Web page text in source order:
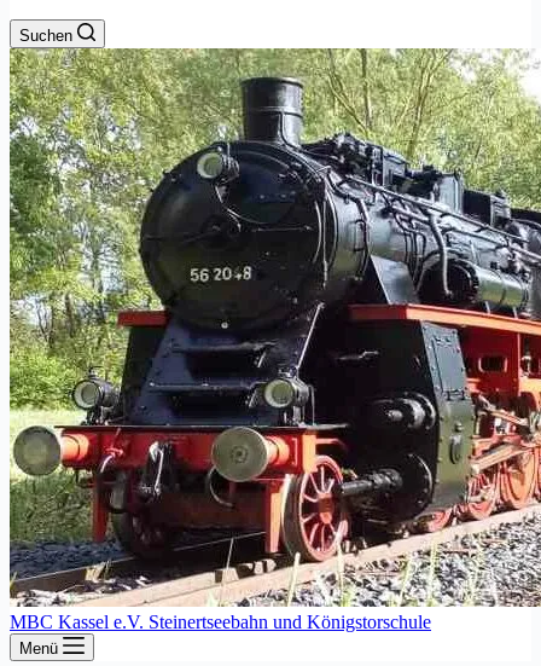
Suchen
MBC Kassel e.V. Steinertseebahn und Königstorschule
Menü